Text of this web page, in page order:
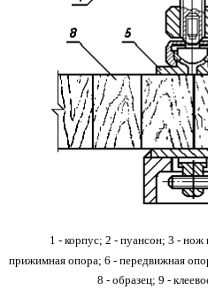
1 - корпус; 2 - пуансон; 3 - нож
прижимная опора; 6 - передвижная
8 - образец; 9 -